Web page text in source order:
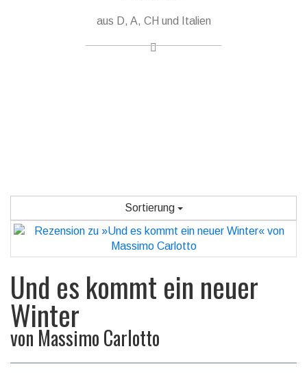
aus D, A, CH und Italien
Sortierung
Und es kommt ein neuer
Winter
von Massimo Carlotto